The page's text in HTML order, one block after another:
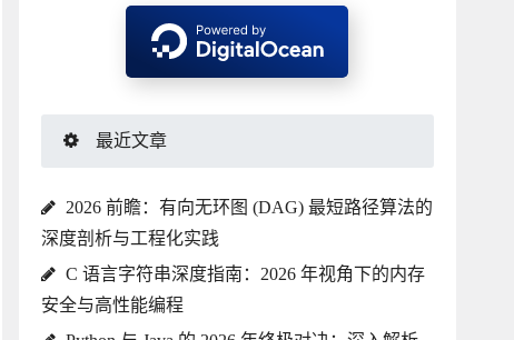
最近文章
2026 前瞻：有向无环图 (DAG) 最短路径算法的
深度剖析与工程化实践
C 语言字符串深度指南：2026 年视角下的内存
安全与高性能编程